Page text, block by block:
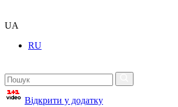
UA
RU
Відкрити у додатку